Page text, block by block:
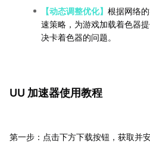
【动态调整优化】 根据网络
速策略，为游戏加载着色器
决卡着色器的问题。
UU 加速器使用教程
第一步：点击下方下载按钮，获取并